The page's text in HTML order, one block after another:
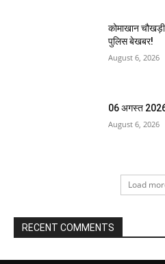
कोमाखान
पुलिस बेखबर!
August 6, 2026
06 अगस्त
August 6, 2026
Load
RECENT COMMENTS